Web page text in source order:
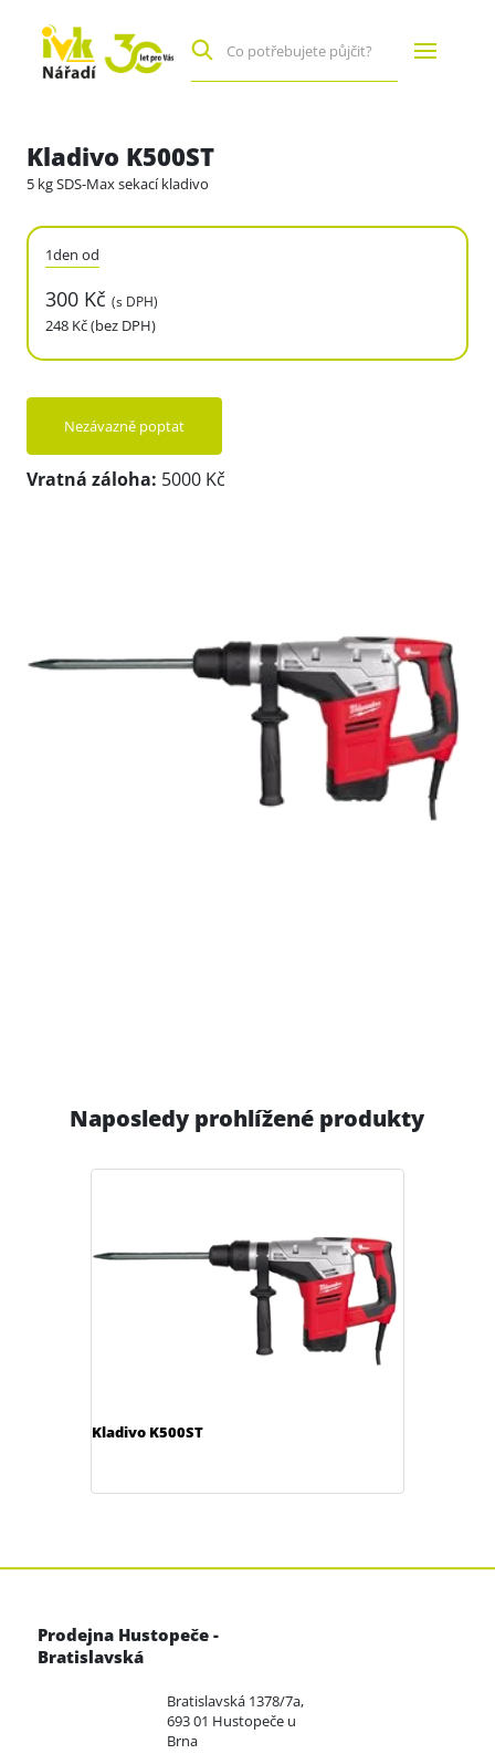
Kladivo K500ST
5 kg SDS-Max sekací kladivo
1den od
300 Kč(s DPH)
248 Kč (bez DPH)
Nezávazně poptat
Vratná záloha: 5000 Kč
Naposledy prohlížené produkty
Kladivo K500ST
Prodejna Hustopeče -
Bratislavská
Bratislavská 1378/7a,
693 01 Hustopeče u
Brna